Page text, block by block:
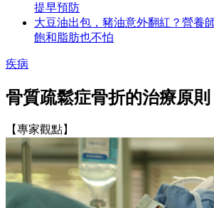
提早預防
大豆油出包，豬油意外翻紅？營養
飽和脂肪也不怕
疾病
骨質疏鬆症骨折的治療原則
【專家觀點】